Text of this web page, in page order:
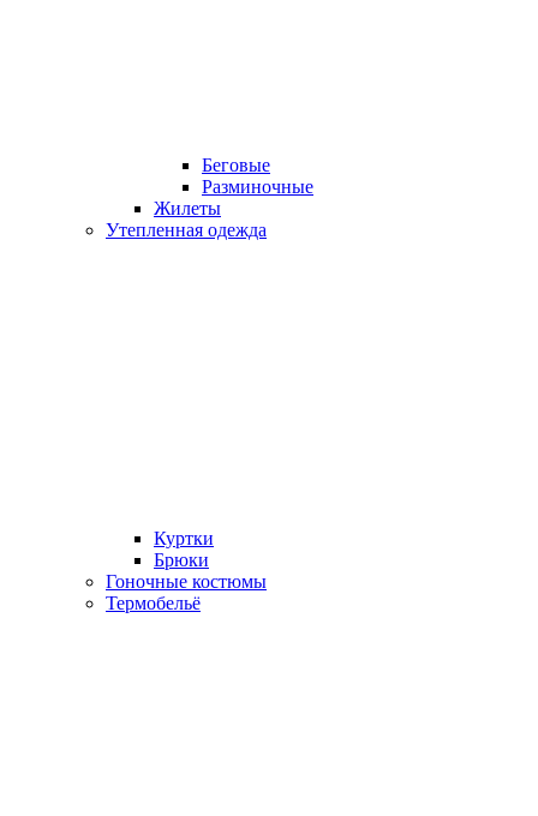
Беговые
Разминочные
Жилеты
Утепленная одежда
Куртки
Брюки
Гоночные костюмы
Термобельё